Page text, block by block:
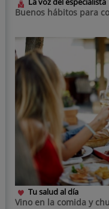
Buenos hábitos para
Tu salud al día
Vino en la comida y